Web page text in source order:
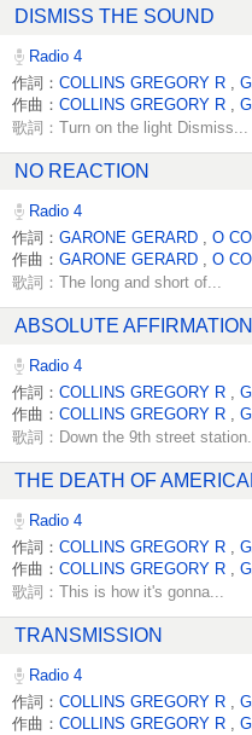
DISMISS THE SOUND
Radio 4
作詞： COLLINS GREGORY R
作曲： COLLINS GREGORY R
歌詞：Turn on the light Dismiss...
NO REACTION
Radio 4
作詞： GARONE GERARD O
作曲： GARONE GERARD O
歌詞：The long and short of...
ABSOLUTE AFFIRMATION
Radio 4
作詞： COLLINS GREGORY R
作曲： COLLINS GREGORY R
歌詞：Down the 9th street station...
THE DEATH OF
Radio 4
作詞： COLLINS GREGORY R
作曲： COLLINS GREGORY R
歌詞：This is how it's gonna...
TRANSMISSION
Radio 4
作詞： COLLINS GREGORY R
作曲： COLLINS GREGORY R